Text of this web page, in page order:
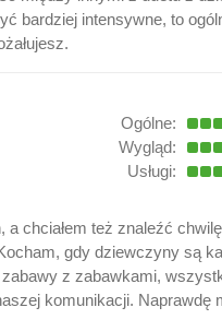
bardziej intensywne, to
Ogólne:
Wygląd:
Usługi:
też znaleźć
gdy dziewczyny są
z zabawkami,
komunikacji.